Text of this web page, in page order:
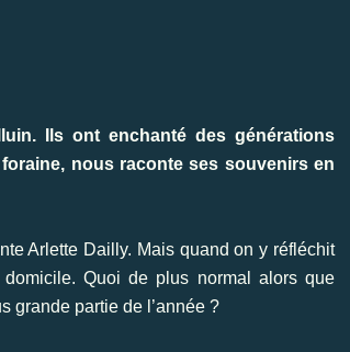
Ils ont enchanté des générations
nous raconte ses souvenirs en
Arlette Dailly. Mais quand on y réfléchit
Quoi de plus normal alors que
grande partie de l’année ?